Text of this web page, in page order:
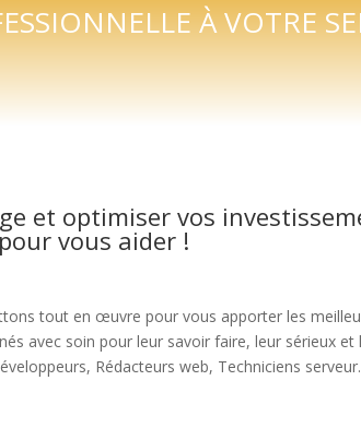
À VOTRE
et optimiser vos
vous aider !
tout en œuvre pour vous apporter les
avec soin pour leur savoir faire, leur sérieux et
Rédacteurs web, Techniciens